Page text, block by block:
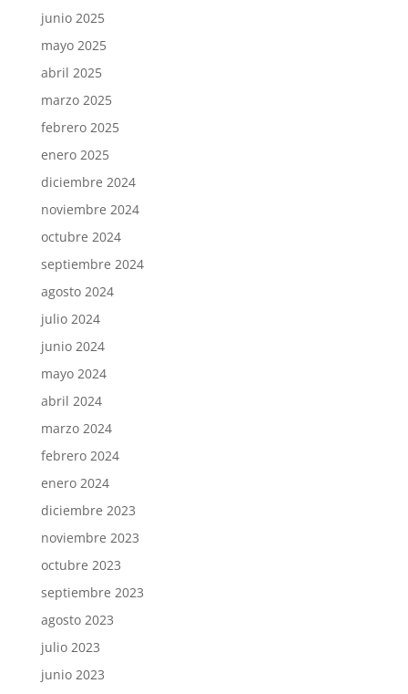
junio 2025
mayo 2025
abril 2025
marzo 2025
febrero 2025
enero 2025
diciembre 2024
noviembre 2024
octubre 2024
septiembre 2024
agosto 2024
julio 2024
junio 2024
mayo 2024
abril 2024
marzo 2024
febrero 2024
enero 2024
diciembre 2023
noviembre 2023
octubre 2023
septiembre 2023
agosto 2023
julio 2023
junio 2023